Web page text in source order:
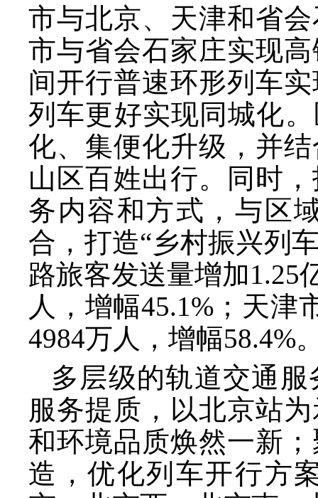
市与北京、天津和省
市与省会石家庄实现
间开行普速环形列车
列车更好实现同城化
化、集便化升级，并
山区百姓出行。同时
务内容和方式，与区
合，打造“乡村振兴列
路旅客发送量增加1.25
人，增幅45.1%；天津
4984万人，增幅58.4%
多层级的轨道交通
服务提质，以北京站
和环境品质焕然一新
造，优化列车开行方